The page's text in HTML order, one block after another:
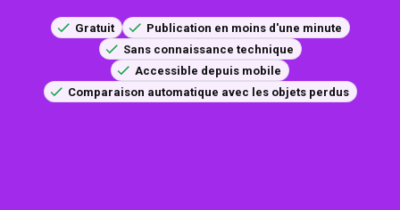
Gratuit
Publication en moins d'une minute
Sans connaissance technique
Accessible depuis mobile
Comparaison automatique avec les objets perdus